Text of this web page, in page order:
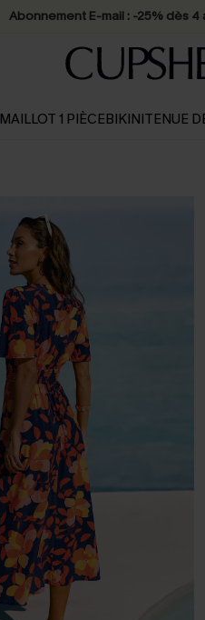
Abonnement E-mail : -25% dès 4
MAILLOT 1 PIÈCEBIKINITENUE